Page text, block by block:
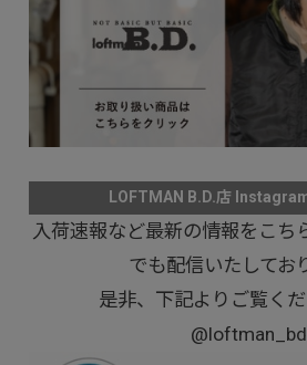
LOFTMAN B.D.店
入荷速報など最新の情報をこち
でも配信いたしてお
是非、下記よりご覧くだ
@loftman_bd